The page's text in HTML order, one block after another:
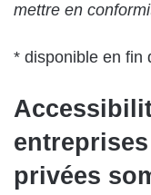
mettre en
* disponible en fin
privées